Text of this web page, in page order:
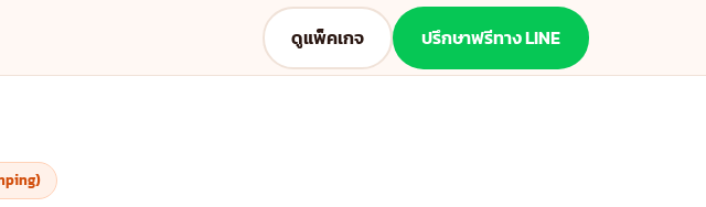
ดูแพ็คเกจ ปรึกษาฟรีทาง LINE